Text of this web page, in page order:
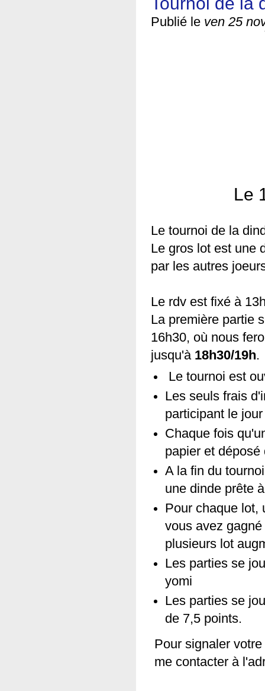
Publié le ven 25
Le
Le tournoi de la
Le gros lot est une
par les autres
Le rdv est fixé à
La première partie
16h30, où nous
jusqu'à 18h30/19h.
Le tournoi est
Les seuls frais
participant le
Chaque fois
papier et
A la fin du
une dinde prête
Pour chaque lot,
vous avez
plusieurs lot
Les parties se
yomi
Les parties se
de 7,5 points.
Pour signaler
me contacter à